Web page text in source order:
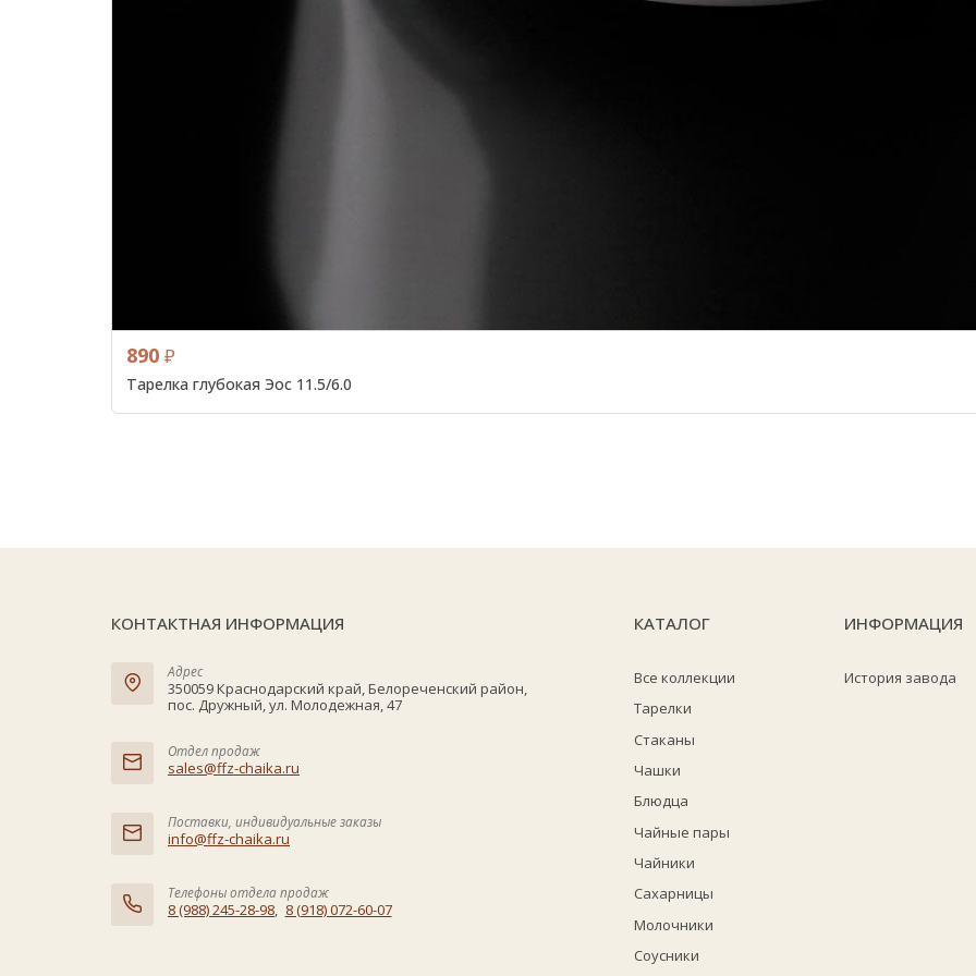
890 ₽
Тарелка глубокая Эос 11.5/6.0
КОНТАКТНАЯ ИНФОРМАЦИЯ
Адрес
350059 Краснодарский край, Белореченский район,
пос. Дружный, ул. Молодежная, 47
Отдел продаж
sales@ffz-chaika.ru
Поставки, индивидуальные заказы
info@ffz-chaika.ru
Телефоны отдела продаж
8 (988) 245-28-98, 8 (918) 072-60-07
КАТАЛОГ
Все коллекции
Тарелки
Стаканы
Чашки
Блюдца
Чайные пары
Чайники
Сахарницы
Молочники
Соусники
ИНФОРМАЦИЯ
История завода